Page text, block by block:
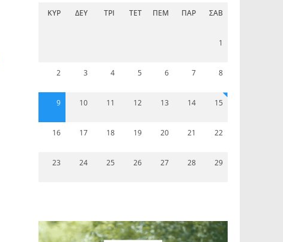
ΚΥΡ ΔΕΥ ΤΡΊ ΤΕΤ ΠΈΜ ΠΑΡ ΣΆΒ
1
2 3 4 5 6 7 8
9 10 11 12 13 14 15
16 17 18 19 20 21 22
23 24 25 26 27 28 29